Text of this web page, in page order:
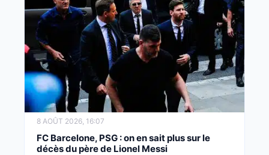
8 AOÛT 2026, 16:07
FC Barcelone, PSG : on en sait plus sur le
décès du père de Lionel Messi